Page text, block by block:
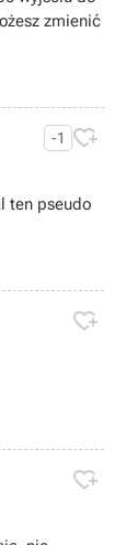
zmienić
-1 
ten pseudo

